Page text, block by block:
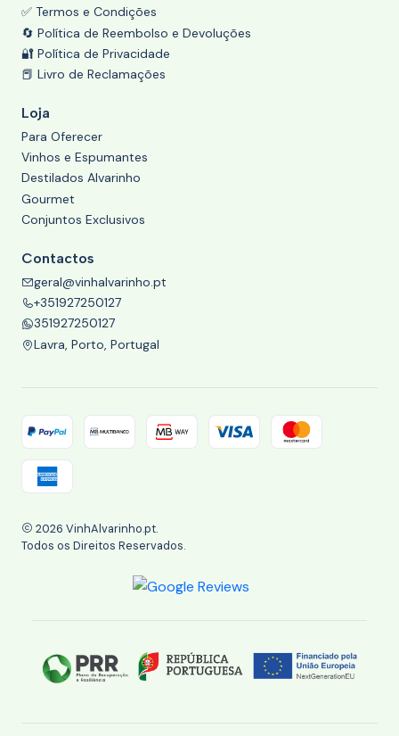
✅ Termos e Condições
🔄 Política de Reembolso e Devoluções
🔐 Política de Privacidade
📕 Livro de Reclamações
Loja
Para Oferecer
Vinhos e Espumantes
Destilados Alvarinho
Gourmet
Conjuntos Exclusivos
Contactos
geral@vinhalvarinho.pt
+351927250127
351927250127
Lavra, Porto, Portugal
2026 VinhAlvarinho.pt.
Todos os Direitos Reservados.